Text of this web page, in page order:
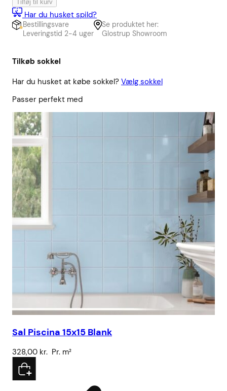
Tilføj til kurv
Har du husket spild?
Bestillingsvare
Leveringstid 2-4 uger
Se produktet her:
Glostrup Showroom
Tilkøb sokkel
Har du husket at købe sokkel? Vælg sokkel
Passer perfekt med
Sal Piscina 15x15 Blank
328,00 kr. Pr. m²